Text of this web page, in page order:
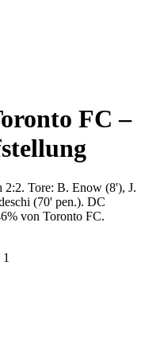
FC –
2:2. Tore: B. Enow (8'), J.
(70' pen.). DC
von Toronto FC.